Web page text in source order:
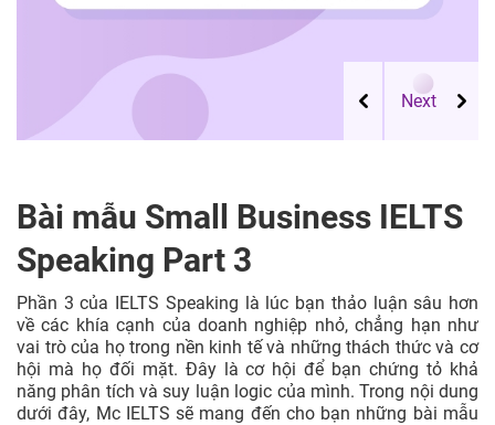
Bài mẫu Small Business IELTS
Speaking Part 3
Phần 3 của IELTS Speaking là lúc bạn thảo luận sâu hơn
về các khía cạnh của doanh nghiệp nhỏ, chẳng hạn như
vai trò của họ trong nền kinh tế và những thách thức và cơ
hội mà họ đối mặt. Đây là cơ hội để bạn chứng tỏ khả
năng phân tích và suy luận logic của mình. Trong nội dung
dưới đây, Mc IELTS sẽ mang đến cho bạn những bài mẫu